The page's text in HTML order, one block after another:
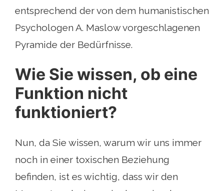
entsprechend der von dem humanistischen
Psychologen A. Maslow vorgeschlagenen
Pyramide der Bedürfnisse.
Wie Sie wissen, ob eine
Funktion nicht
funktioniert?
Nun, da Sie wissen, warum wir uns immer
noch in einer toxischen Beziehung
befinden, ist es wichtig, dass wir den